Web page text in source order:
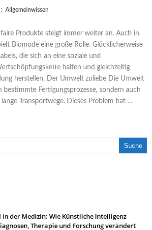
: Allgemeinwissen
Produkte steigt immer weiter an. Auch in
Biomode eine große Rolle. Glücklicherweise
die sich an eine soziale und
halten und gleichzeitig
herstellen. Der Umwelt zuliebe Die Umwelt
bestimmte Fertigungsprozesse, sondern auch
Transportwege. Dieses Problem hat …
in der Medizin: Wie Künstliche Intelligenz
Therapie und Forschung verändert